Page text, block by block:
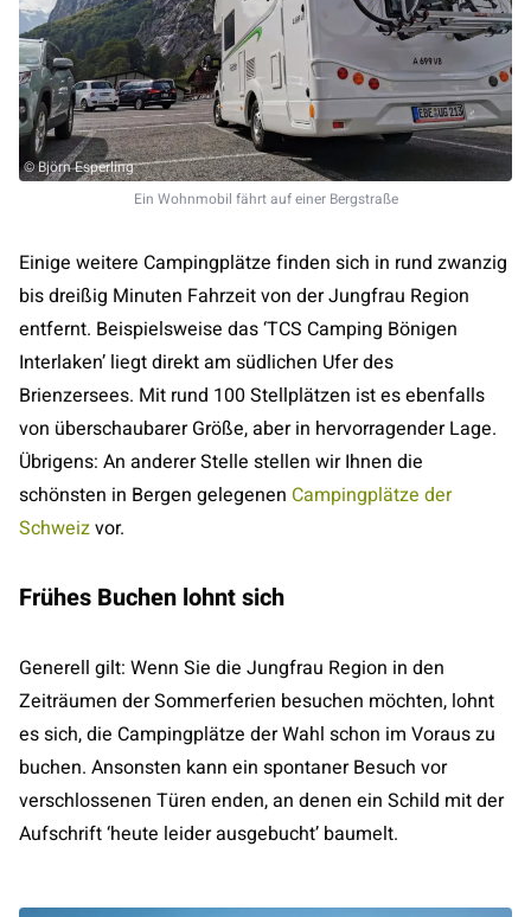
© Björn Esperling
Ein Wohnmobil fährt auf einer Bergstraße
Einige weitere Campingplätze finden sich in rund zwanzig
bis dreißig Minuten Fahrzeit von der Jungfrau Region
entfernt. Beispielsweise das ‘TCS Camping Bönigen
Interlaken’ liegt direkt am südlichen Ufer des
Brienzersees. Mit rund 100 Stellplätzen ist es ebenfalls
von überschaubarer Größe, aber in hervorragender Lage.
Übrigens: An anderer Stelle stellen wir Ihnen die
schönsten in Bergen gelegenen Campingplätze der
Schweizvor.
Frühes Buchen lohnt sich
Generell gilt: Wenn Sie die Jungfrau Region in den
Zeiträumen der Sommerferien besuchen möchten, lohnt
es sich, die Campingplätze der Wahl schon im Voraus zu
buchen. Ansonsten kann ein spontaner Besuch vor
verschlossenen Türen enden, an denen ein Schild mit der
Aufschrift ‘heute leider ausgebucht’ baumelt.